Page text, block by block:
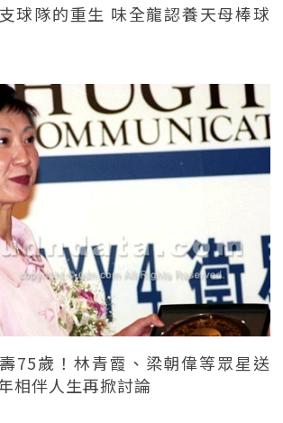
球隊的重生 味全龍認養天母棒球
75歲！林青霞、梁朝偉等眾星送
相伴人生再掀討論